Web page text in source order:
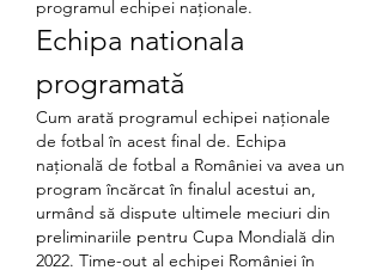
programul echipei naționale.
Echipa nationala
programată
Cum arată programul echipei naționale
de fotbal în acest final de. Echipa
națională de fotbal a României va avea un
program încărcat în finalul acestui an,
urmând să dispute ultimele meciuri din
preliminariile pentru Cupa Mondială din
2022. Time-out al echipei României în